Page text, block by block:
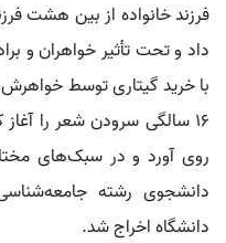
فرزند خانواده از بین هشت
داد و تحت تأثیر خواهران و
با خرید گیتاری توسط
روی آورد و در سبک‌های
دانشجوی رشته
دانشگاه اخراج شد.